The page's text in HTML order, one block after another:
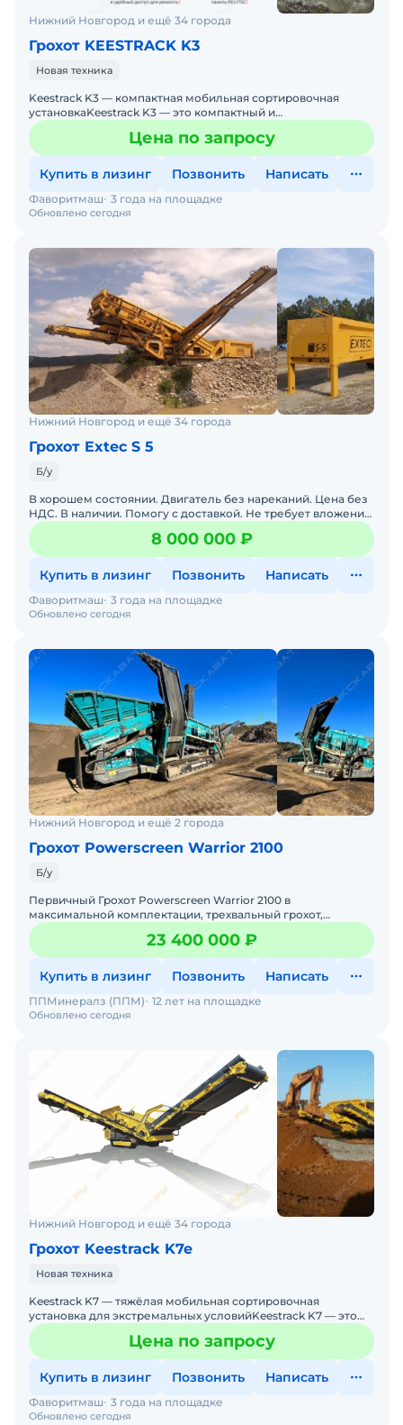
Нижний Новгород и ещё 34 города
Грохот KEESTRACK K3
Новая техника
Keestrack K3 — компактная мобильная сортировочная
установкаKeestrack K3 — это компактный и
высокопроизводительный грохот для сортировки
различных ма
Цена по запросу
Купить в лизинг Позвонить Написать
Обновлено сегодня
Фаворитмаш 3 года на площадке
Нижний Новгород и ещё 34 города
Грохот Extec S 5
Б/у
В хорошем состоянии. Двигатель без нареканий. Цена без
НДС. В наличии. Помогу с доставкой. Не требует вложений.
Обслуживалась у оф. дилера. Готова к эксплуатаци
8 000 000 ₽
Купить в лизинг Позвонить Написать
Обновлено сегодня
Фаворитмаш 3 года на площадке
Нижний Новгород и ещё 2 города
Грохот Powerscreen Warrior 2100
Б/у
Первичный Грохот Powerscreen Warrior 2100 в
максимальной комплектации, трехвальный грохот,
усиленный, перфорированная плита, Производительность
до 450 т/ч. Гр
23 400 000 ₽
Купить в лизинг Позвонить Написать
Обновлено сегодня
ППМинералз (ППМ) 12 лет на площадке
Нижний Новгород и ещё 34 города
Грохот Keestrack K7e
Новая техника
Keestrack K7 — тяжёлая мобильная сортировочная
установка для экстремальных условийKeestrack K7 — это
самая мощная и тяжёлая сортировочная установка
Цена по запросу
Купить в лизинг Позвонить Написать
Обновлено сегодня
Фаворитмаш 3 года на площадке